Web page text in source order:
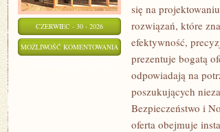
CZERWIEC - 30 - 2026
MOŻLIWOŚĆ KOMENTOWANIA CIEKAWOSTKI
GIGANTY
ŚWIATA
się na
rozwiązań, które
efektywność,
prezentuje bogatą
odpowiadają na
poszukujących
Bezpieczeństwo i
oferta obejmuje